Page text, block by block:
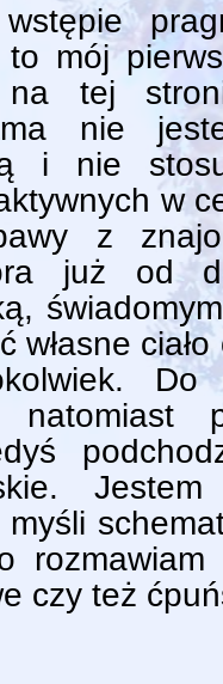
mój
na tej
nie
i nie
w
z
już od
własne
Do
natomiast
czy też